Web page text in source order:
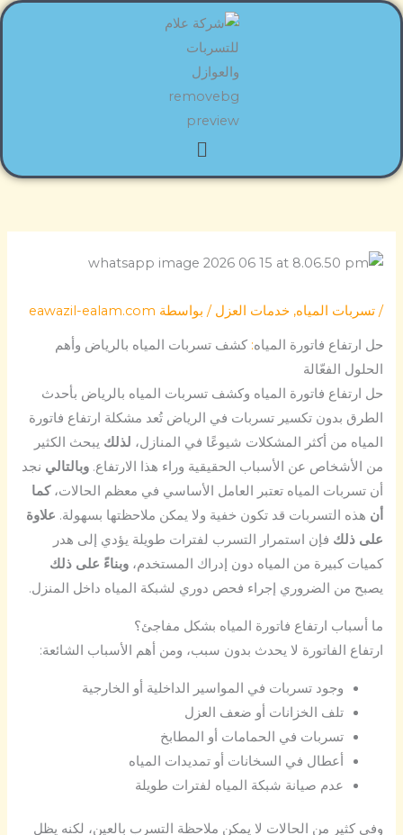
تخطي
القائمة
/تسربات المياه,خدمات العزل / بواسطة eawazil-ealam.com
حل ارتفاع فاتورة المياه: كشف تسربات المياه بالرياض وأهم
الحلول الفعّالة
حل ارتفاع فاتورة المياه وكشف تسربات المياه بالرياض بأحدث
الطرق بدون تكسير تسربات في الرياض تُعد مشكلة ارتفاع فاتورة
المياه من أكثر المشكلات شيوعًا في المنازل، لذلك يبحث الكثير
من الأشخاص عن الأسباب الحقيقية وراء هذا الارتفاع.وبالتالي نجد
أن تسربات المياه تعتبر العامل الأساسي في معظم الحالات،كما
أن هذه التسربات قد تكون خفية ولا يمكن ملاحظتها بسهولة. علاوة
على ذلك فإن استمرار التسرب لفترات طويلة يؤدي إلى هدر
كميات كبيرة من المياه دون إدراك المستخدم،وبناءً على ذلك
يصبح من الضروري إجراء فحص دوري لشبكة المياه داخل المنزل.
ما أسباب ارتفاع فاتورة المياه بشكل مفاجئ؟
ارتفاع الفاتورة لا يحدث بدون سبب، ومن أهم الأسباب الشائعة:
وجود تسربات في المواسير الداخلية أو الخارجية
تلف الخزانات أو ضعف العزل
تسربات في الحمامات أو المطابخ
أعطال في السخانات أو تمديدات المياه
عدم صيانة شبكة المياه لفترات طويلة
وفي كثير من الحالات لا يمكن ملاحظة التسرب بالعين، لكنه يظل